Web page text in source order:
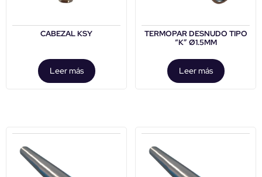
CABEZAL KSY
Leer más
TERMOPAR DESNUDO TIPO
“K” Ø1.5MM
Leer más